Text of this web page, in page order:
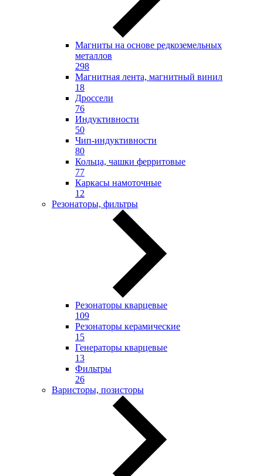
Магниты на основе редкоземельных
металлов
298
Магнитная лента, магнитный винил
18
Дроссели
76
Индуктивности
50
Чип-индуктивности
80
Кольца, чашки ферритовые
77
Каркасы намоточные
12
Резонаторы, фильтры
Резонаторы кварцевые
109
Резонаторы керамические
15
Генераторы кварцевые
13
Фильтры
26
Варисторы, позисторы